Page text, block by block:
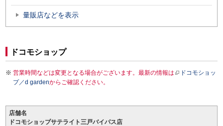
量販店などを表示
ドコモショップ
営業時間などは変更となる場合がございます。最新の情報は
ドコモショッ
プ／d gardenからご確認ください。
店舗名
ドコモショップサテライト三戸バイパス店